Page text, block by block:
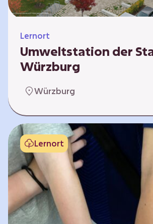
Lernort
Umweltstation der
Würzburg
Die Umweltstation der Stadt
1990 als erste Umweltstation
Angebote der Bildung für
Entwicklung, Abfall- und
sowie die Koordination der
21. Wir bieten interaktive
Workshops und Fortbildungen an
ermöglichen den Teilnehmenden
spielerisches „Lernen durch
unserer „Bibliothek der…
Würzburg
Lernort